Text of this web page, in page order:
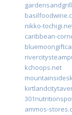
nikko-
caribbean-
kchoops.net
ammos-